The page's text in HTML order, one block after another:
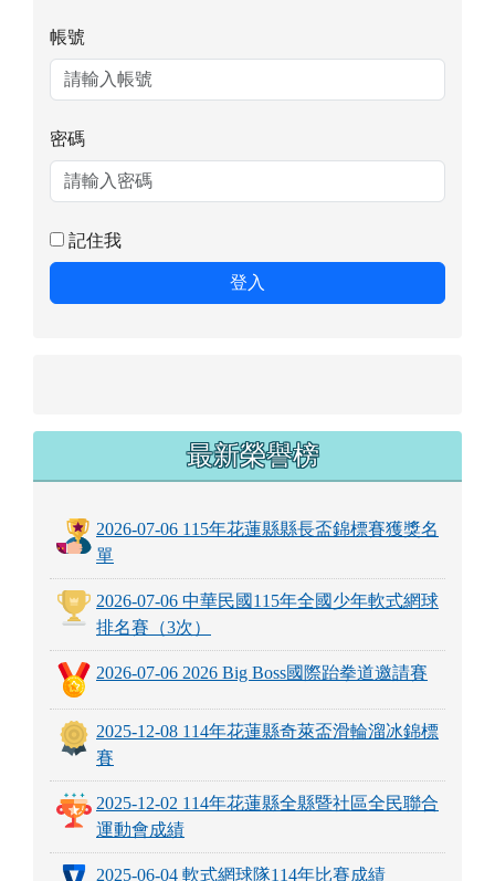
帳號
密碼
記住我
登入
最新榮譽榜
2026-07-06 115年花蓮縣縣長盃錦標賽獲獎名
單
2026-07-06 中華民國115年全國少年軟式網球
排名賽（3次）
2026-07-06 2026 Big Boss國際跆拳道邀請賽
2025-12-08 114年花蓮縣奇萊盃滑輪溜冰錦標
賽
2025-12-02 114年花蓮縣全縣暨社區全民聯合
運動會成績
2025-06-04 軟式網球隊114年比賽成績